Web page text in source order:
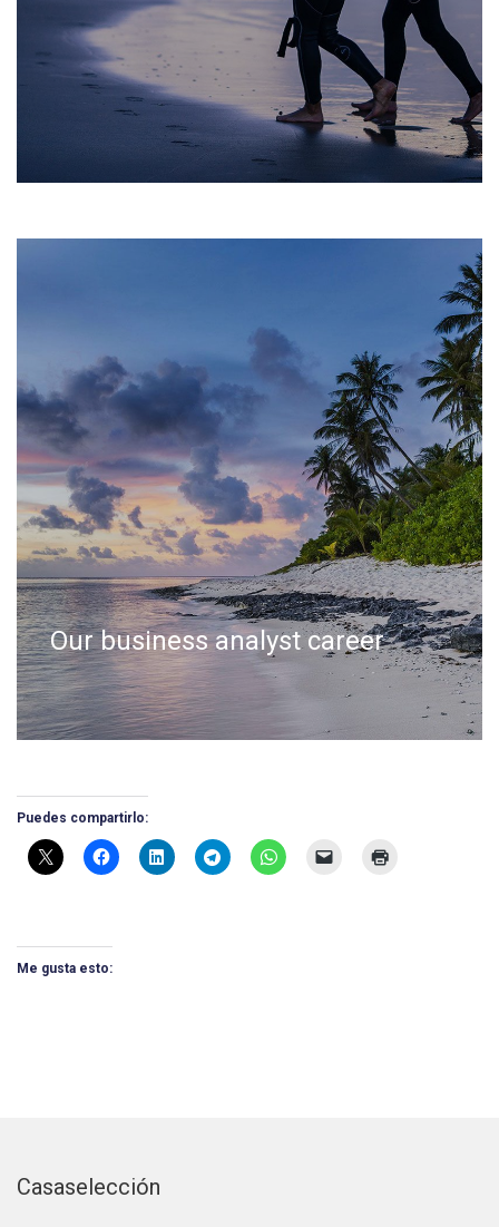
Our business analyst career
Puedes compartirlo:
Me gusta esto:
Casaselección